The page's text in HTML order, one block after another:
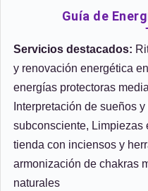
Guía de
Servicios destacados:
y renovación energética
energías protectoras
Interpretación de sueños
subconsciente, Limpiezas
tienda con inciensos y
armonización de chakras
naturales